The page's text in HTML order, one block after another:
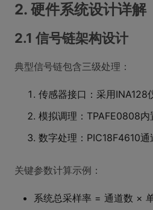
2. 硬件系统设计详解
2.1 信号链架构设计
典型信号链包含三级处理：
传感器接口：采用INA128
模拟调理：TPAFE0808
数字处理：PIC18F4610
关键参数计算示例：
系统总采样率 = 通道数 ×